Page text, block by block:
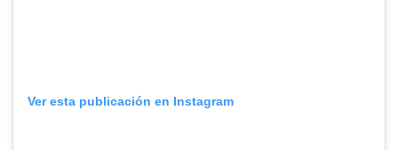
Ver esta publicación en Instagram